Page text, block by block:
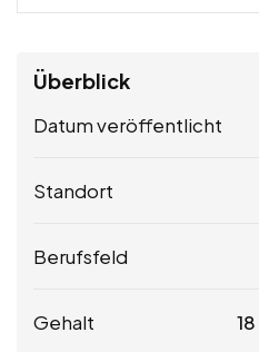
Überblick
Datum veröffentlicht
Standort
Berufsfeld
Gehalt 18